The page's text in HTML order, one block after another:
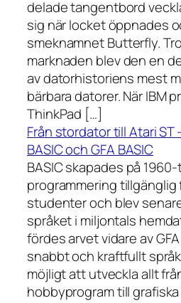
delade tangentbord
sig när locket öppnades
smeknamnet Butterfly.
marknaden blev den en
av datorhistoriens mest
bärbara datorer. När IBM
ThinkPad […]
Från stordator till Atari ST
BASIC och GFA BASIC
BASIC skapades på
programmering tillgänglig
studenter och blev
språket i miljontals
fördes arvet vidare av
snabbt och kraftfullt
möjligt att utveckla allt
hobbyprogram till